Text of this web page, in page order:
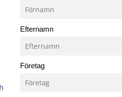
Efternamn
Företag